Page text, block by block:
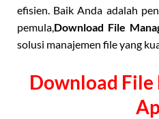
efisien. Baik Anda adalah
pemula, Download File
solusi manajemen file yang
Download File